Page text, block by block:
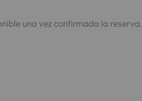
una vez confirmada la reserva.